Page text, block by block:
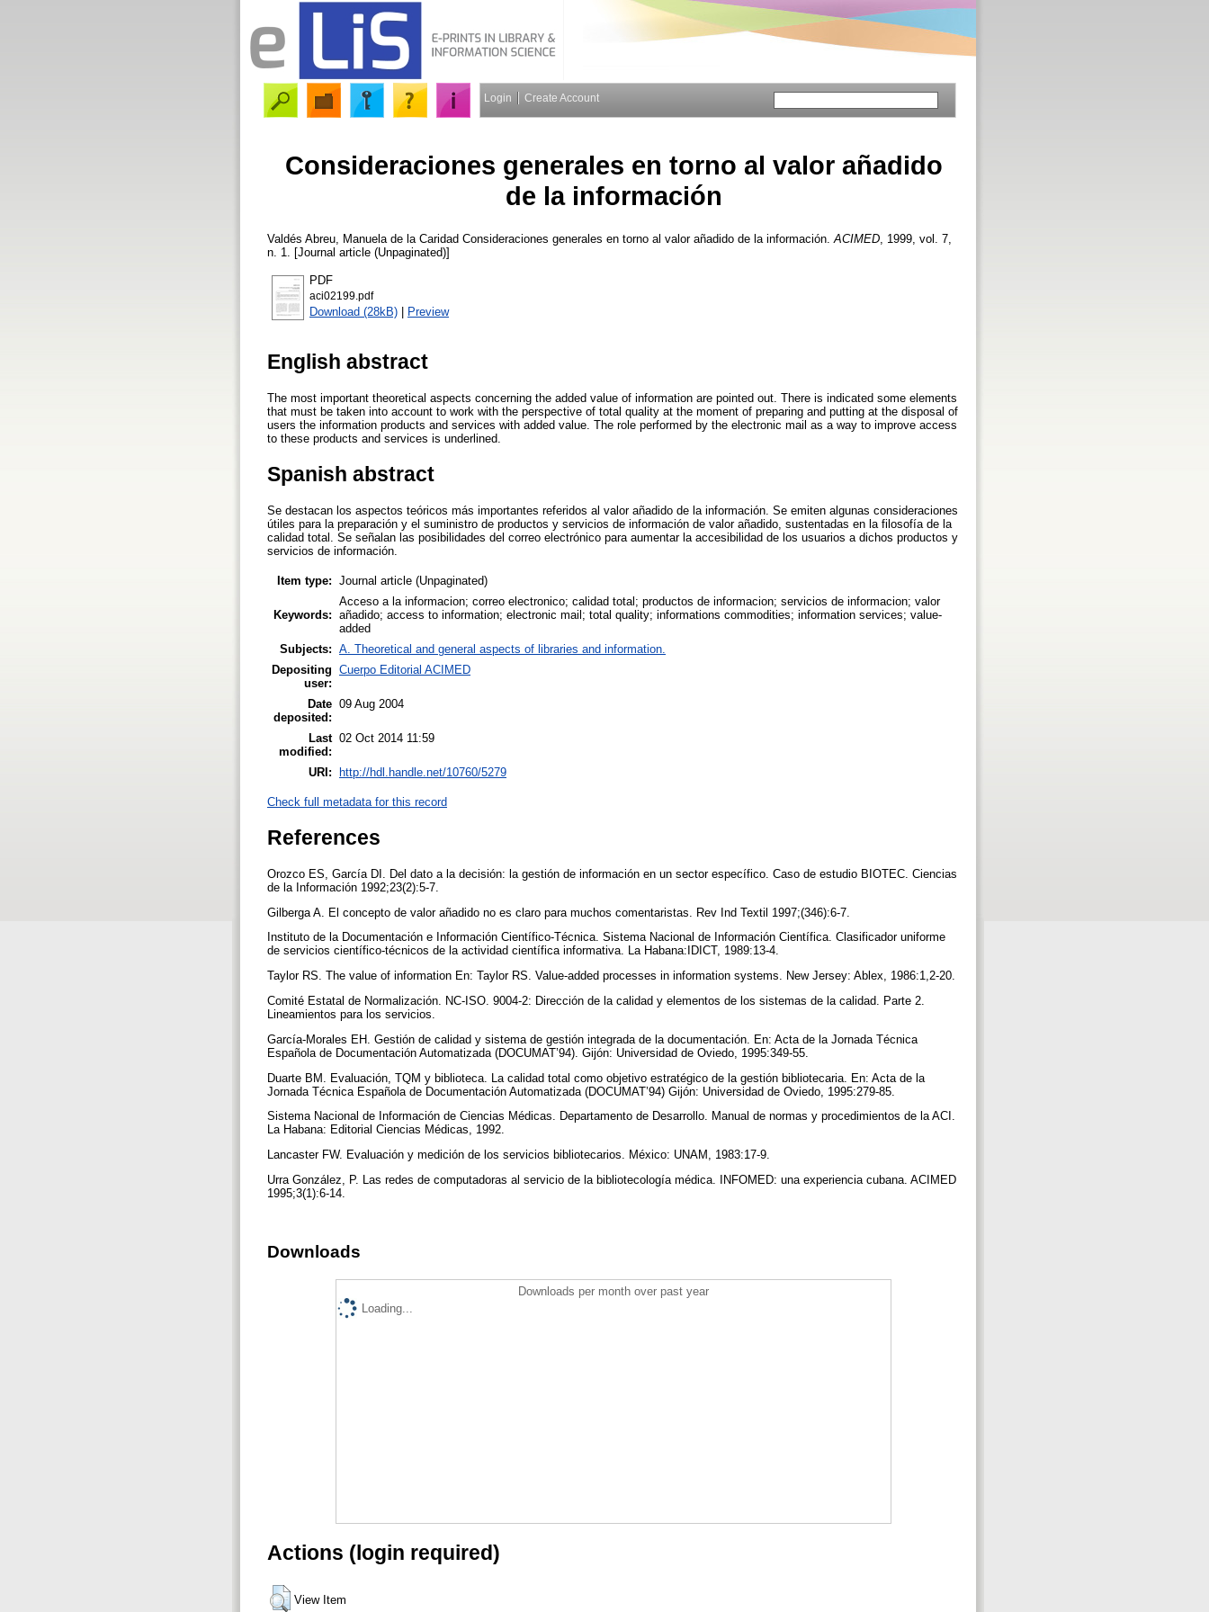
Login Create Account
Consideraciones generales en torno al valor añadido
de la información
Valdés Abreu, Manuela de la Caridad Consideraciones generales en torno al valor añadido de la información. ACIMED , 1999, vol. 7,
n. 1. [Journal article (Unpaginated)]
PDF
aci02199.pdf
Download (28kB) | Preview
English abstract
The most important theoretical aspects concerning the added value of information are pointed out. There is indicated some elements
that must be taken into account to work with the perspective of total quality at the moment of preparing and putting at the disposal of
users the information products and services with added value. The role performed by the electronic mail as a way to improve access
to these products and services is underlined.
Spanish abstract
Se destacan los aspectos teóricos más importantes referidos al valor añadido de la información. Se emiten algunas consideraciones
útiles para la preparación y el suministro de productos y servicios de información de valor añadido, sustentadas en la filosofía de la
calidad total. Se señalan las posibilidades del correo electrónico para aumentar la accesibilidad de los usuarios a dichos productos y
servicios de información.
Item type: Journal article (Unpaginated)
Keywords:
Acceso a la informacion; correo electronico; calidad total; productos de informacion; servicios de informacion; valor
añadido; access to information; electronic mail; total quality; informations commodities; information services; value-
added
Subjects: A. Theoretical and general aspects of libraries and information.
Depositing
user:
Cuerpo Editorial ACIMED
Date
deposited:
09 Aug 2004
Last
modified:
02 Oct 2014 11:59
URI: http://hdl.handle.net/10760/5279
Check full metadata for this record
References
Orozco ES, García DI. Del dato a la decisión: la gestión de información en un sector específico. Caso de estudio BIOTEC. Ciencias
de la Información 1992;23(2):5-7.
Gilberga A. El concepto de valor añadido no es claro para muchos comentaristas. Rev Ind Textil 1997;(346):6-7.
Instituto de la Documentación e Información Científico-Técnica. Sistema Nacional de Información Científica. Clasificador uniforme
de servicios científico-técnicos de la actividad científica informativa. La Habana:IDICT, 1989:13-4.
Taylor RS. The value of information En: Taylor RS. Value-added processes in information systems. New Jersey: Ablex, 1986:1,2-20.
Comité Estatal de Normalización. NC-ISO. 9004-2: Dirección de la calidad y elementos de los sistemas de la calidad. Parte 2.
Lineamientos para los servicios.
García-Morales EH. Gestión de calidad y sistema de gestión integrada de la documentación. En: Acta de la Jornada Técnica
Española de Documentación Automatizada (DOCUMAT’94). Gijón: Universidad de Oviedo, 1995:349-55.
Duarte BM. Evaluación, TQM y biblioteca. La calidad total como objetivo estratégico de la gestión bibliotecaria. En: Acta de la
Jornada Técnica Española de Documentación Automatizada (DOCUMAT’94) Gijón: Universidad de Oviedo, 1995:279-85.
Sistema Nacional de Información de Ciencias Médicas. Departamento de Desarrollo. Manual de normas y procedimientos de la ACI.
La Habana: Editorial Ciencias Médicas, 1992.
Lancaster FW. Evaluación y medición de los servicios bibliotecarios. México: UNAM, 1983:17-9.
Urra González, P. Las redes de computadoras al servicio de la bibliotecología médica. INFOMED: una experiencia cubana. ACIMED
1995;3(1):6-14.
Downloads
Downloads per month over past year
Loading...
Actions (login required)
View Item